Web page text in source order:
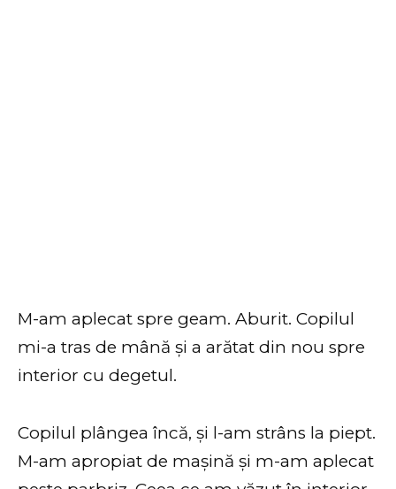
M-am aplecat spre geam. Aburit. Copilul
mi-a tras de mână și a arătat din nou spre
interior cu degetul.
Copilul plângea încă, și l-am strâns la piept.
M-am apropiat de mașină și m-am aplecat